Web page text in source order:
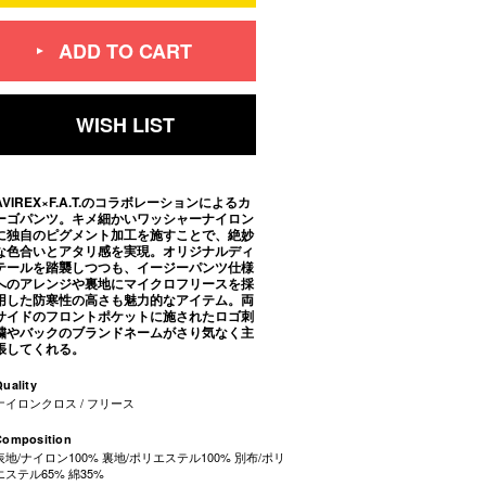
ADD TO CART
WISH LIST
のコラボレーションによるカ
ゴパンツ。キメ細かいワッシャーナイロン
独自のピグメント加工を施すことで、絶妙
色合いとアタリ感を実現。オリジナルディ
ールを踏襲しつつも、イージーパンツ仕様
のアレンジや裏地にマイクロフリースを採
した防寒性の高さも魅力的なアイテム。両
イドのフロントポケットに施されたロゴ刺
やバックのブランドネームがさり気なく主
してくれる。
イロンクロス / フリース
地/ナイロン100% 裏地/ポリエステル100% 別布/ポリ
ステル65% 綿35%